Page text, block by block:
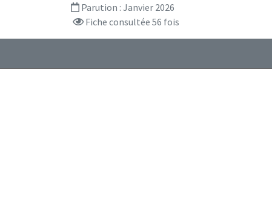
Parution : Janvier 2026
Fiche consultée 56 fois